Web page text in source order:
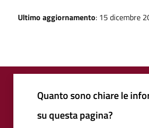
Ultimo aggiornamento: 15 dicembre
Quanto sono chiare le
su questa pagina?